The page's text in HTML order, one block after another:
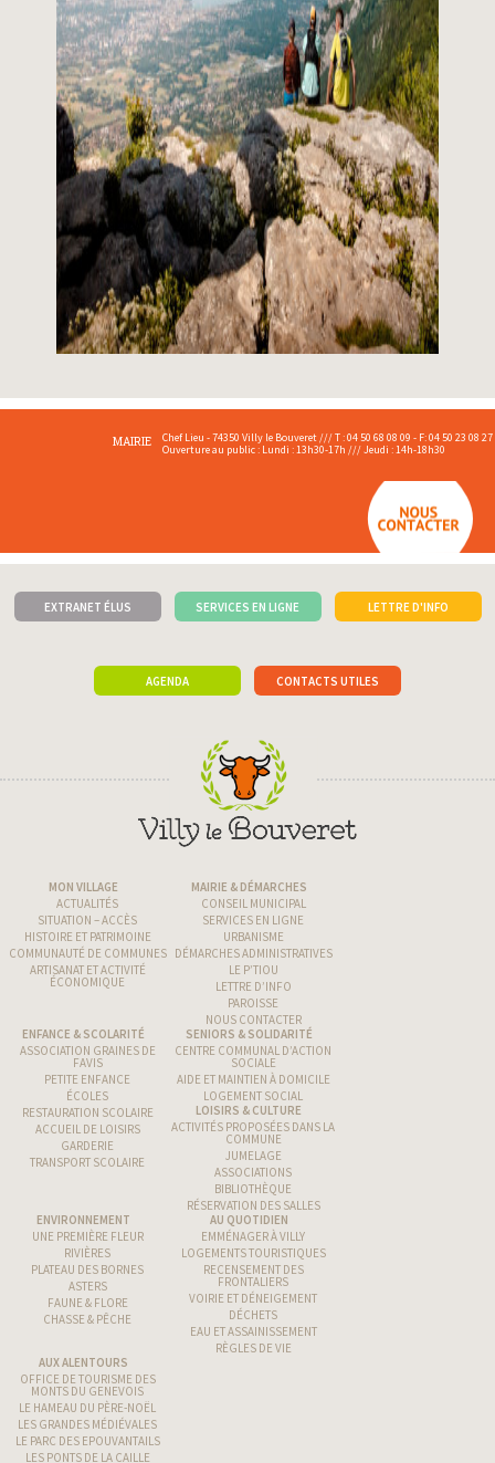
MAIRIE
Chef Lieu - 74350 Villy le Bouveret /// T : 04 50 68 08 09 - F: 04 50 23 08 27
Ouverture au public : Lundi : 13h30-17h /// Jeudi : 14h-18h30
EXTRANET ÉLUS SERVICES EN LIGNE LETTRE D'INFO
AGENDA CONTACTS UTILES
MON VILLAGE
ACTUALITÉS
SITUATION – ACCÈS
HISTOIRE ET PATRIMOINE
COMMUNAUTÉ DE COMMUNES
ARTISANAT ET ACTIVITÉ
ÉCONOMIQUE
MAIRIE & DÉMARCHES
CONSEIL MUNICIPAL
SERVICES EN LIGNE
URBANISME
DÉMARCHES ADMINISTRATIVES
LE P’TIOU
LETTRE D’INFO
PAROISSE
NOUS CONTACTER
ENFANCE & SCOLARITÉ
ASSOCIATION GRAINES DE
FAVIS
PETITE ENFANCE
ÉCOLES
RESTAURATION SCOLAIRE
ACCUEIL DE LOISIRS
GARDERIE
TRANSPORT SCOLAIRE
SENIORS & SOLIDARITÉ
CENTRE COMMUNAL D’ACTION
SOCIALE
AIDE ET MAINTIEN À DOMICILE
LOGEMENT SOCIAL
LOISIRS & CULTURE
ACTIVITÉS PROPOSÉES DANS LA
COMMUNE
JUMELAGE
ASSOCIATIONS
BIBLIOTHÈQUE
RÉSERVATION DES SALLES
ENVIRONNEMENT
UNE PREMIÈRE FLEUR
RIVIÈRES
PLATEAU DES BORNES
ASTERS
FAUNE & FLORE
CHASSE & PÊCHE
AU QUOTIDIEN
EMMÉNAGER À VILLY
LOGEMENTS TOURISTIQUES
RECENSEMENT DES
FRONTALIERS
VOIRIE ET DÉNEIGEMENT
DÉCHETS
EAU ET ASSAINISSEMENT
RÈGLES DE VIE
AUX ALENTOURS
OFFICE DE TOURISME DES
MONTS DU GENEVOIS
LE HAMEAU DU PÈRE-NOËL
LES GRANDES MÉDIÉVALES
LE PARC DES EPOUVANTAILS
LES PONTS DE LA CAILLE